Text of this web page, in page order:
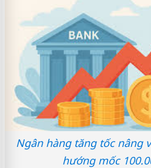
Ngân hàng tăng tốc nâng
hướng mốc